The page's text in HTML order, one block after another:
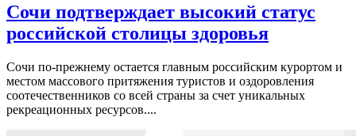
Сочи подтверждает высокий статус
российской столицы здоровья
Сочи по-прежнему остается главным российским курортом и
местом массового притяжения туристов и оздоровления
соотечественников со всей страны за счет уникальных
рекреационных ресурсов....